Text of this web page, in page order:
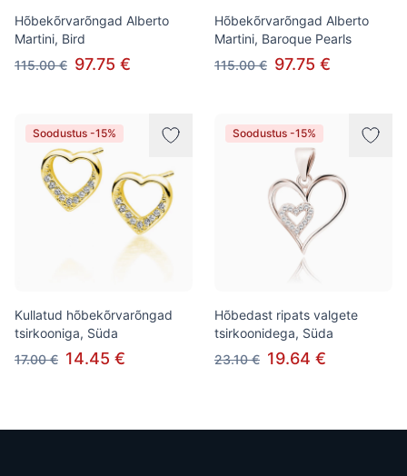
Hõbekõrvarõngad Alberto
Martini, Bird
115.00 € 97.75 €
Hõbekõrvarõngad Alberto
Martini, Baroque Pearls
115.00 € 97.75 €
Soodustus -15%
Kullatud hõbekõrvarõngad
tsirkooniga, Süda
17.00 € 14.45 €
Soodustus -15%
Hõbedast ripats valgete
tsirkoonidega, Süda
23.10 € 19.64 €